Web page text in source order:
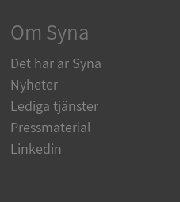
Om Syna
Det här är Syna
Nyheter
Lediga tjänster
Pressmaterial
Linkedin
Google LLC
www.google.com
Microsoft
Corporation
en.syna.se